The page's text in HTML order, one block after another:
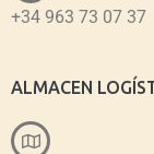
+34 963 73 07 37
ALMACEN